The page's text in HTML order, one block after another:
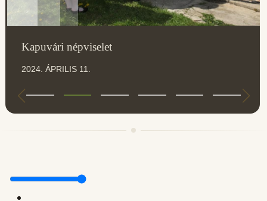
Kapuvári népviselet
2024. ÁPRILIS 11.